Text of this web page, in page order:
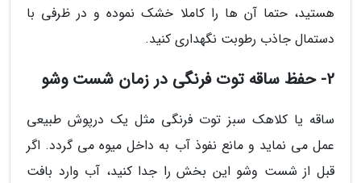
هستید، حتما آن ها را کاملا خشک نموده و در ظرفی با
دستمال جاذب رطوبت نگهداری کنید.
2- حفظ ساقه توت فرنگی در زمان شست وشو
ساقه یا کلاهک سبز توت فرنگی مثل یک درپوش طبیعی
عمل می نماید و مانع نفوذ آب به داخل میوه می گردد. اگر
قبل از شست وشو این بخش را جدا کنید، آب وارد بافت